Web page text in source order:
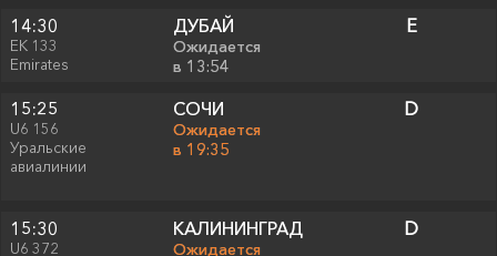
14:30
EK 133
Emirates
ДУБАЙ
Ожидается
в 13:54
E
15:25
U6 156
Уральские
авиалинии
СОЧИ
Ожидается
в 19:35
D
15:30
U6 372
КАЛИНИНГРАД
Ожидается
D